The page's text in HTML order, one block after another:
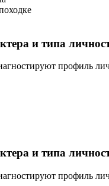
и типа
профиль
и типа
профиль